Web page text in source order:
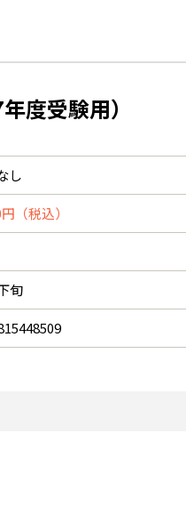
度受験用）
し
（税込）
旬